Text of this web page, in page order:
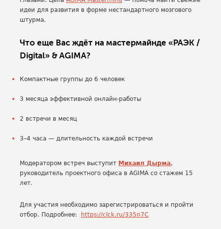
идеи для развития в форме нестандартного мозгового
штурма.
Что еще Вас ждёт на мастермайнде «РАЭК /
Digital» & AGIMA?
Компактные группы до 6 человек
3 месяца эффективной онлайн-работы
2 встречи в месяц
3–4 часа — длительность каждой встречи
Модератором встреч выступит Михаил Дырма,
руководитель проектного офиса в AGIMA со стажем 15
лет.
Для участия необходимо зарегистрироваться и пройти
отбор. Подробнее:
https://clck.ru/335n7C